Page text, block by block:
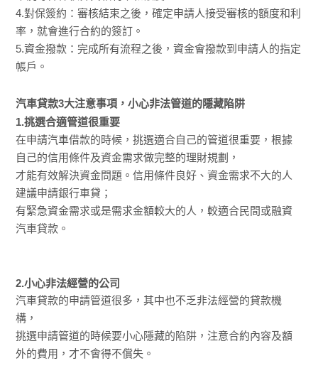
4.對保簽約：審核結束之後，確定申請人接受審核的額度和利
率，就會進行合約的簽訂。
5.資金撥款：完成所有流程之後，資金會撥款到申請人的指定
帳戶。
汽車貸款3大注意事項，小心非法管道的隱藏陷阱
1.挑選合適管道很重要
在申請汽車借款的時候，挑選適合自己的管道很重要，根據
自己的信用條件及資金需求做完整的理財規劃，
才能有效解決資金問題。信用條件良好、資金需求不大的人
建議申請銀行車貸；
有緊急資金需求或是需求金額較大的人，較適合民間或融資
汽車貸款。
2.小心非法經營的公司
汽車貸款的申請管道很多，其中也不乏非法經營的貸款機
構，
挑選申請管道的時候要小心隱藏的陷阱，注意合約內容及額
外的費用，才不會得不償失。